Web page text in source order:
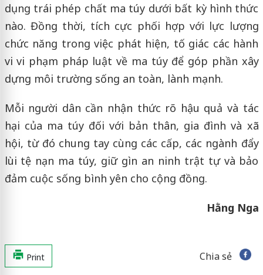
dụng trái phép chất ma túy dưới bất kỳ hình thức
nào. Đồng thời, tích cực phối hợp với lực lượng
chức năng trong việc phát hiện, tố giác các hành
vi vi phạm pháp luật về ma túy để góp phần xây
dựng môi trường sống an toàn, lành mạnh.
Mỗi người dân cần nhận thức rõ hậu quả và tác
hại của ma túy đối với bản thân, gia đình và xã
hội, từ đó chung tay cùng các cấp, các ngành đẩy
lùi tệ nạn ma túy, giữ gìn an ninh trật tự và bảo
đảm cuộc sống bình yên cho cộng đồng.
Hằng Nga
Print Chia sẻ